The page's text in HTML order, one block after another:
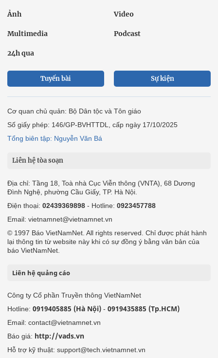
Ảnh Video
Multimedia Podcast
24h qua
Tuyến bài Sự kiện
Cơ quan chủ quản: Bộ Dân tộc và Tôn giáo
Số giấy phép: 146/GP-BVHTTDL, cấp ngày 17/10/2025
Tổng biên tập: Nguyễn Văn Bá
Liên hệ tòa soạn
Địa chỉ: Tầng 18, Toà nhà Cục Viễn thông (VNTA), 68 Dương
Đình Nghệ, phường Cầu Giấy, TP. Hà Nội.
Điện thoại: 02439369898 - Hotline: 0923457788
Email: vietnamnet@vietnamnet.vn
© 1997 Báo VietNamNet. All rights reserved. Chỉ được phát hành
lại thông tin từ website này khi có sự đồng ý bằng văn bản của
báo VietNamNet.
Liên hệ quảng cáo
Công ty Cổ phần Truyền thông VietNamNet
Hotline: 0919405885 (Hà Nội) - 0919435885 (Tp.HCM)
Email: contact@vietnamnet.vn
Báo giá: http://vads.vn
Hỗ trợ kỹ thuật: support@tech.vietnamnet.vn